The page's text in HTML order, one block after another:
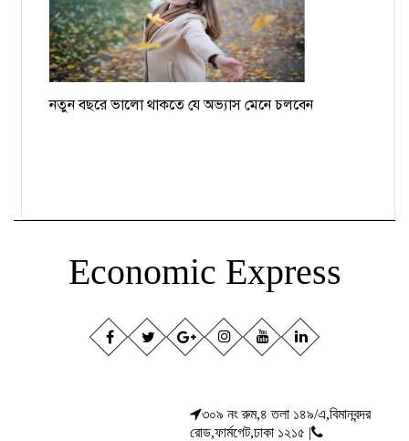
নতুন বছরে ভালো থাকতে যে অভ্যাস মেনে চলবেন
Economic Express
৩০৯ নং রুম,৪ তলা ১৪৯/এ,বিমানবন্দর
রোড,ফার্মগেট,ঢাকা ১২১৫ |